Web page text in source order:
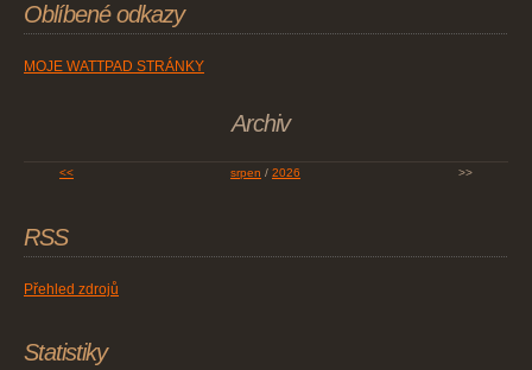
Oblíbené odkazy
MOJE WATTPAD STRÁNKY
Archiv
<< srpen / 2026 >>
RSS
Přehled zdrojů
Statistiky